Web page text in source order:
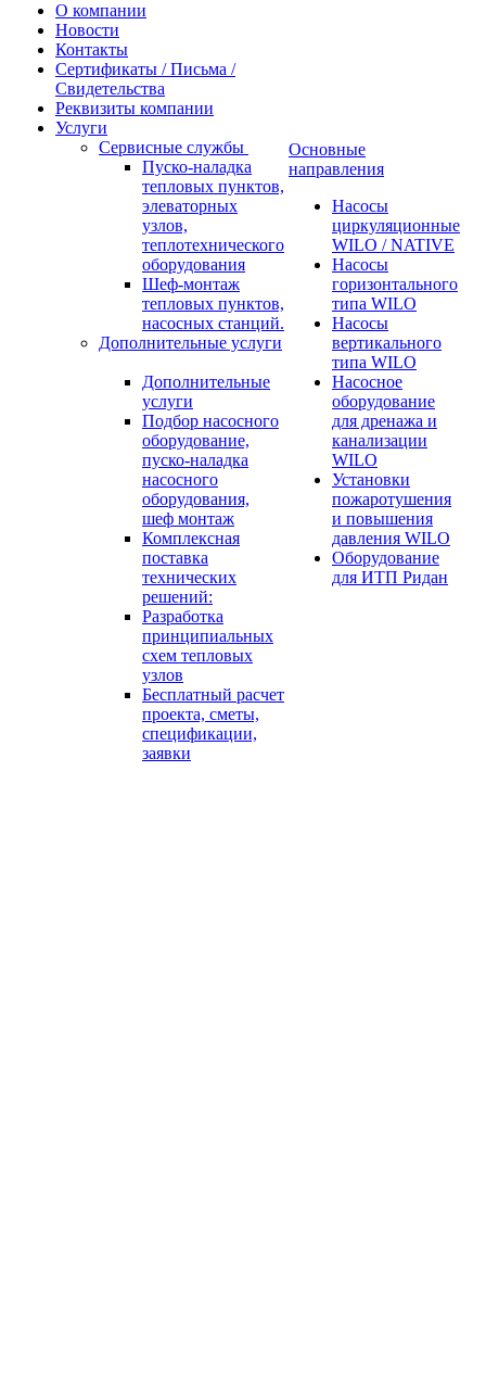
О компании
Новости
Контакты
Сертификаты / Письма /
Свидетельства
Реквизиты компании
Услуги
Сервисные службы
Пуско-наладка
тепловых пунктов,
элеваторных
узлов,
теплотехнического
оборудования
Шеф-монтаж
тепловых пунктов,
насосных станций.
Дополнительные услуги
Дополнительные
услуги
Подбор насосного
оборудование,
пуско-наладка
насосного
оборудования,
шеф монтаж
Комплексная
поставка
технических
решений:
Разработка
принципиальных
схем тепловых
узлов
Бесплатный расчет
проекта, сметы,
спецификации,
заявки
Основные
направления
Насосы
циркуляционные
WILO / NATIVE
Насосы
горизонтального
типа WILO
Насосы
вертикального
типа WILO
Насосное
оборудование
для дренажа и
канализации
WILO
Установки
пожаротушения
и повышения
давления WILO
Оборудование
для ИТП Ридан